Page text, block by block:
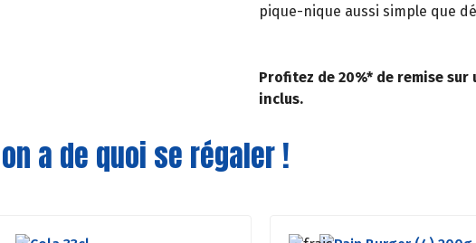
pique-nique aussi simple que
Profitez de 20%* de remise
inclus.
a de quoi se régaler !